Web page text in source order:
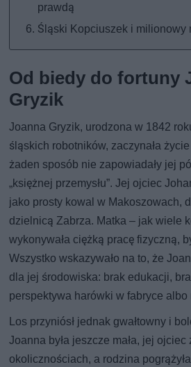
prawdą
Śląski Kopciuszek i milionowy
Od biedy do fortuny
Gryzik
Joanna Gryzik, urodzona w 1842
śląskich robotników, zaczynała
żaden sposób nie zapowiadały jej
„księżnej przemysłu”. Jej ojciec
jako prosty kowal w Makoszowach,
dzielnicą Zabrza. Matka – jak wiele
wykonywała ciężką pracę fizyczną,
Wszystko wskazywało na to, że
dla jej środowiska: brak edukacji,
perspektywa harówki w fabryce albo
Los przyniósł jednak gwałtowny i
Joanna była jeszcze mała, jej ojciec
okolicznościach, a rodzina